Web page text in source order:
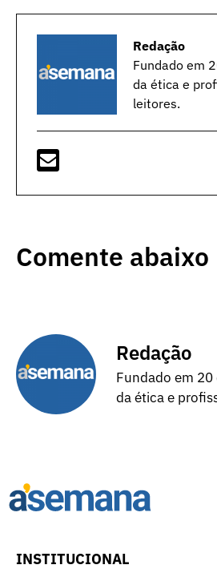
Redação
Fundado em
da ética e
leitores.
Comente abaixo
Redação
Fundado em
da ética e
INSTITUCIONAL